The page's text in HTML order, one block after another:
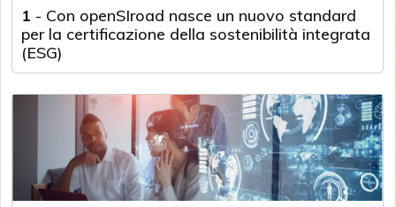
1 - Con openSIroad nasce un nuovo standard
per la certificazione della sostenibilità integrata
(ESG)